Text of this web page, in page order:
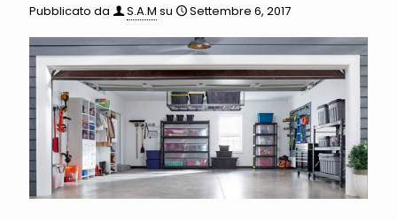
Pubblicato da S.A.M su Settembre 6, 2017